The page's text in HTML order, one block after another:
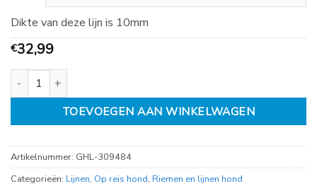
Dikte van deze lijn is 10mm
€32,99
Petlando tracking sleeplijn 15mm aantal
TOEVOEGEN AAN WINKELWAGEN
Artikelnummer: GHL-309484
Categorieën: Lijnen, Op reis hond, Riemen en lijnen hond